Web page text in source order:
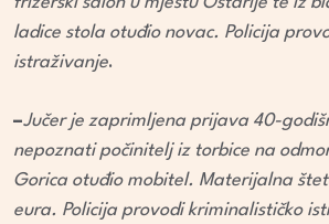
ladice stola otuđio novac. Policija
istraživanje.
–Jučer je zaprimljena prijava 40-
nepoznati počinitelj iz torbice na
Gorica otuđio mobitel. Materijalna
eura. Policija provodi kriminalističko